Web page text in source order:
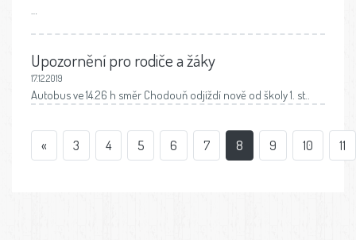
Upozornění pro rodiče a žáky
17.12.2019
Autobus ve 14.26 h směr Chodouň odjíždí nově od školy 1. st..
« 3 4 5 6 7 8 9 10 11